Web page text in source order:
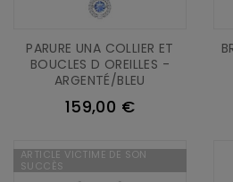
PARURE UNA COLLIER ET
BOUCLES D OREILLES -
ARGENTÉ/BLEU
159,00 €
ARTICLE VICTIME DE SON
SUCCÈS